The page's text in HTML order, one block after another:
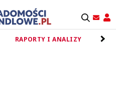
RAPORTY I ANALIZY